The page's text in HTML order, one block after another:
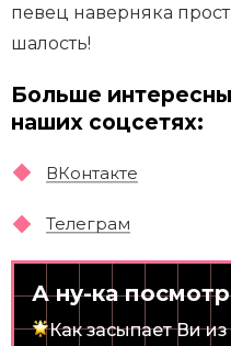
певец наверняка
шалость!
Больше
наших соцсетях:
ВКонтакте
Телеграм
А ну-ка
Как засыпает Ви